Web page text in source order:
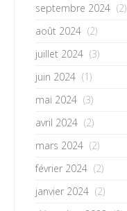
septembre 2024 (2)
août 2024 (2)
juillet 2024 (3)
juin 2024 (1)
mai 2024 (3)
avril 2024 (2)
mars 2024 (2)
février 2024 (2)
janvier 2024 (2)